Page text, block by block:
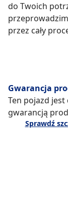
do Twoich
przez cały
Gwarancja
Ten pojazd jest
gwarancją
Sprawdź